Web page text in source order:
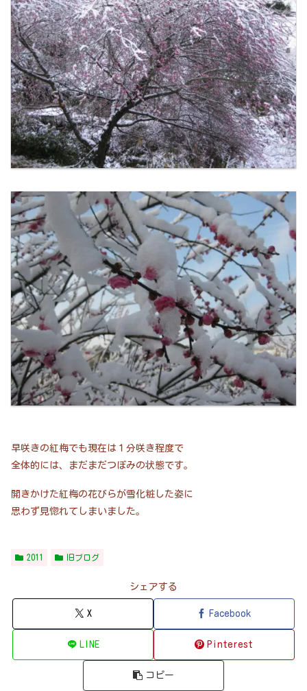
早咲きの紅梅でも現在は１分咲き程度で
全体的には、まだまだつぼみの状態です。
開きかけた紅梅の花びらが雪化粧した姿に
思わず見惚れてしまいました。
2011 旧ブログ
シェアする
X Facebook
LINE Pinterest
コピー